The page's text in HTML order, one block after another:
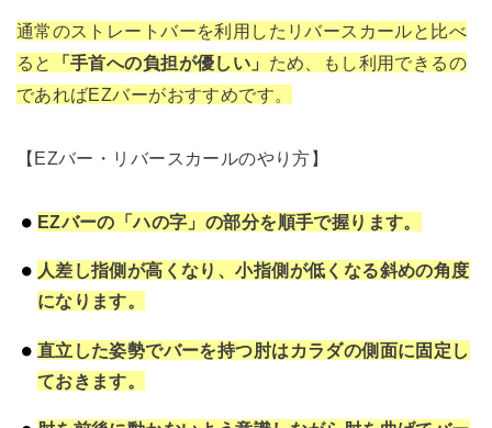
通常のストレートバーを利用したリバースカールと比べ
ると
「手首への負担が優しい」 ため、もし利用できるの
であればEZバーがおすすめです。
【EZバー・リバースカールのやり方】
EZバーの「ハの字」の部分を順手で握ります。
人差し指側が高くなり、小指側が低くなる斜めの角度
になります。
直立した姿勢でバーを持つ肘はカラダの側面に固定し
ておきます。